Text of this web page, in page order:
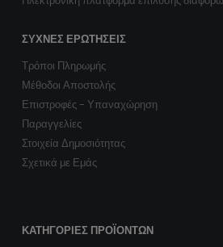
Τρόποι Πληρωμής
Μέθοδοι Αποστολής
Επιστροφές - Υπαναχώρηση
Παραγγελίες
Στοιχεία Δημοσιότητας
Σχετικά με Εμάς
IP Κάμερες Εσωτερικού Χώρου